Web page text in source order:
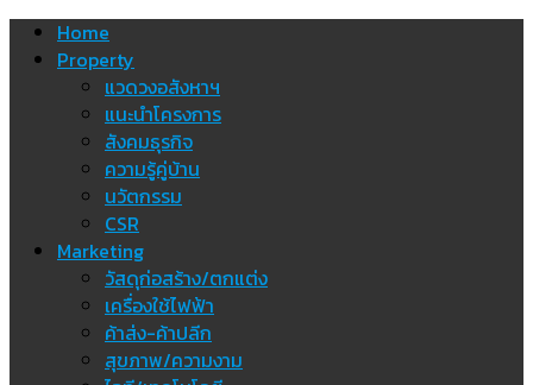
Skip Home
Property
แวดวงอสังหาฯ
แนะนำโครงการ
สังคมธุรกิจ
ความรู้คู่บ้าน
นวัตกรรม
CSR
Marketing
วัสดุก่อสร้าง/ตกแต่ง
เครื่องใช้ไฟฟ้า
ค้าส่ง-ค้าปลีก
สุขภาพ/ความงาม